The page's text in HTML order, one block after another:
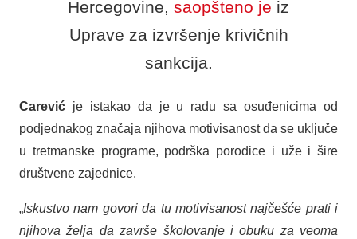
Hercegovine, saopšteno je iz
Uprave za izvršenje krivičnih
sankcija.
Carević je istakao da je u radu sa osuđenicima od
podjednakog značaja njihova motivisanost da se uključe
u tretmanske programe, podrška porodice i uže i šire
društvene zajednice.
„Iskustvo nam govori da tu motivisanost najčešće prati i
njihova želja da završe školovanje i obuku za veoma